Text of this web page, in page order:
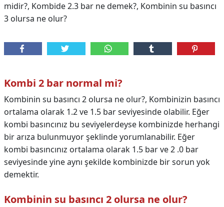
midir?, Kombide 2.3 bar ne demek?, Kombinin su basıncı
3 olursa ne olur?
Kombi 2 bar normal mi?
Kombinin su basıncı 2 olursa ne olur?, Kombinizin basıncı
ortalama olarak 1.2 ve 1.5 bar seviyesinde olabilir. Eğer
kombi basıncınız bu seviyelerdeyse kombinizde herhangi
bir arıza bulunmuyor şeklinde yorumlanabilir. Eğer
kombi basıncınız ortalama olarak 1.5 bar ve 2 .0 bar
seviyesinde yine aynı şekilde kombinizde bir sorun yok
demektir.
Kombinin su basıncı 2 olursa ne olur?